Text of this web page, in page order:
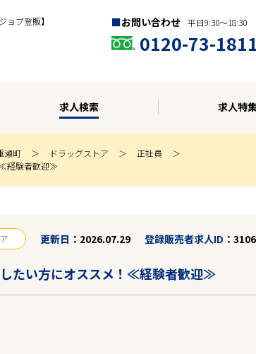
ブ登販】 お問い合わせ 平日9:30〜18:30
0120-73-1811
求人検索 求人特
瀬町 ドラッグストア
正社員
≪経験者歓迎≫
更新日 2026.07.29 登録販売者求人ID
したい方にオススメ！≪経験者歓迎≫